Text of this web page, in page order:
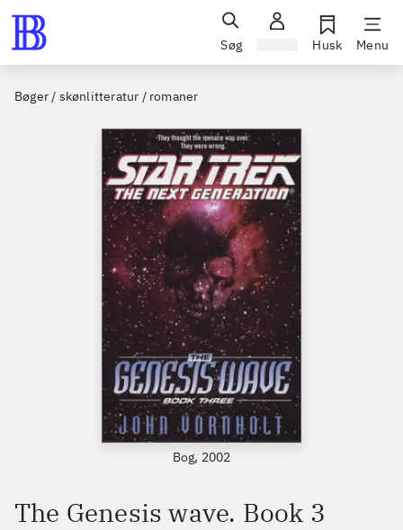
Søg Husk Menu
Bøger / skønlitteratur / romaner
Bog, 2002
The Genesis wave. Book 3